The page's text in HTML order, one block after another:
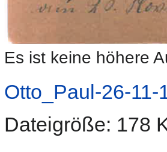
Es ist keine höhere
Otto_Paul-26-11-
Dateigröße: 178